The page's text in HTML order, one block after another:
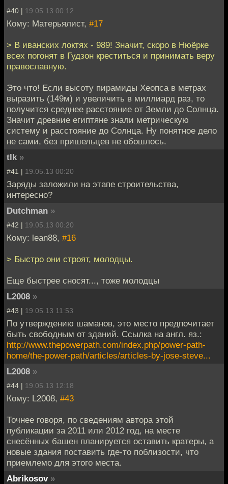
#40 | 19.05.13 00:12
Кому: Матерьялист, #17
> В иванских локтях - 989! Значит, скоро в Нюёрке
всех погонят в Гудзон креститься и принимать веру
православную.
Это что! Если высоту пирамиды Хеопса в метрах
выразить (149м) и увеличить в миллиард раз, то
получится среднее расстояние от Земли до Солнца.
Значит древние египтяне знали метрическую
систему и расстояние до Солнца. Ну понятное дело
не сами, без пришельцев не обошлось.
tlk »
#41 | 19.05.13 00:20
Заряды заложили на этапе строительства,
интересно?
Dutchman »
#42 | 19.05.13 00:20
Кому: lean88, #16
> Быстро они строят, молодцы.
Еще быстрее сносят..., тоже молодцы
L2008 »
#43 | 19.05.13 11:53
По утверждению шаманов, это место предпочитает
быть свободным от зданий. Ссылка на англ. яз.:
http://www.thepowerpath.com/index.php/power-path-
home/the-power-path/articles/articles-by-jose-steve...
L2008 »
#44 | 19.05.13 12:18
Кому: L2008, #43
Точнее говоря, по сведениям автора этой
публикации за 2011 или 2012 год, на месте
снесённых башен планируется оставить кратеры, а
новые здания поставить где-то поблизости, что
приемлемо для этого места.
Abrikosov »